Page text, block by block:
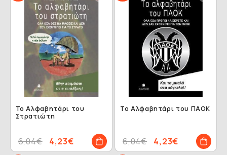
Το Αλφαβητάρι του
Στρατιώτη
4,23€
6,04€
Το Αλφαβητάρι του ΠΑΟΚ
4,23€
6,04€